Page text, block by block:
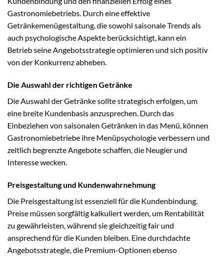
Gastronomiebetriebs. Durch eine effektive
Getränkemenügestaltung, die sowohl saisonale Trends als
auch psychologische Aspekte berücksichtigt, kann ein
Betrieb seine Angebotsstrategie optimieren und sich positiv
von der Konkurrenz abheben.
Die Auswahl der richtigen Getränke
Die Auswahl der Getränke sollte strategisch erfolgen, um
eine breite Kundenbasis anzusprechen. Durch das
Einbeziehen von saisonalen Getränken in das Menü, können
Gastronomiebetriebe ihre Menüpsychologie verbessern und
zeitlich begrenzte Angebote schaffen, die Neugier und
Interesse wecken.
Preisgestaltung und Kundenwahrnehmung
Die Preisgestaltung ist essenziell für die Kundenbindung.
Preise müssen sorgfältig kalkuliert werden, um Rentabilität
zu gewährleisten, während sie gleichzeitig fair und
ansprechend für die Kunden bleiben. Eine durchdachte
Angebotsstrategie, die Premium-Optionen ebenso